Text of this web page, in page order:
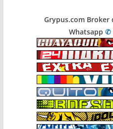
Grypus.com Broker
Whatsapp✆